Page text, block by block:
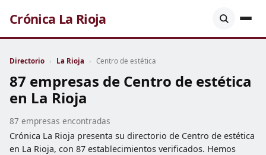
Crónica La Rioja
Directorio › La Rioja › Centro de estética
87 empresas de Centro de estética
en La Rioja
87 empresas encontradas
Crónica La Rioja presenta su directorio de Centro de estética
en La Rioja, con 87 establecimientos verificados. Hemos